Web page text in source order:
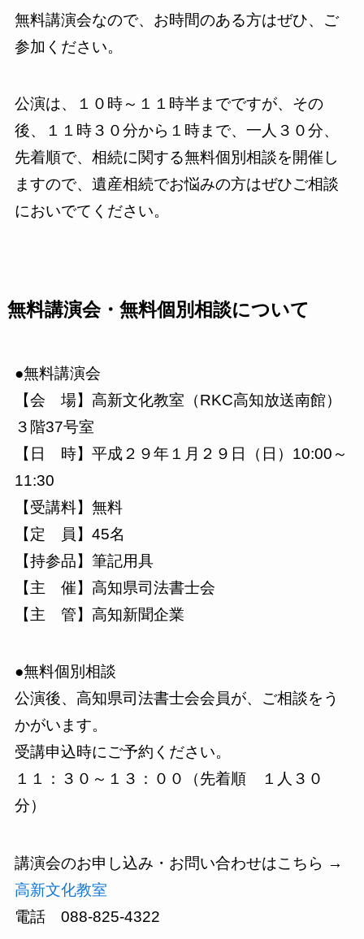
無料講演会なので、お時間のある方はぜひ、ご
参加ください。
公演は、１０時～１１時半までですが、その
後、１１時３０分から１時まで、一人３０分、
先着順で、相続に関する無料個別相談を開催し
ますので、遺産相続でお悩みの方はぜひご相談
においでてください。
無料講演会・無料個別相談について
●無料講演会
【会 場】高新文化教室（RKC高知放送南館）
３階37号室
【日 時】平成２９年１月２９日（日）10:00～
11:30
【受講料】無料
【定 員】45名
【持参品】筆記用具
【主 催】高知県司法書士会
【主 管】高知新聞企業
●無料個別相談
公演後、高知県司法書士会会員が、ご相談をう
かがいます。
受講申込時にご予約ください。
１１：３０～１３：００（先着順 １人３０
分）
講演会のお申し込み・お問い合わせはこちら →
高新文化教室
電話 088-825-4322